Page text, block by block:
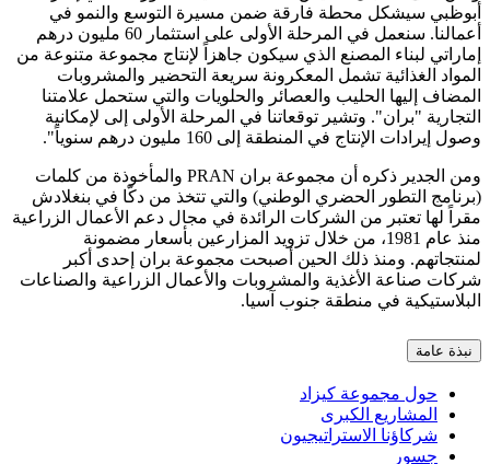
سيشكل محطة فارقة ضمن مسيرة التوسع والنمو في
أعمالنا. سنعمل في المرحلة الأولى على استثمار 60 مليون درهم
لبناء المصنع الذي سيكون جاهزاً لإنتاج مجموعة متنوعة من
الغذائية تشمل المعكرونة سريعة التحضير والمشروبات
إليها الحليب والعصائر والحلويات والتي ستحمل علامتنا
"بران". وتشير توقعاتنا في المرحلة الأولى إلى لإمكانية
إيرادات الإنتاج في المنطقة إلى 160 مليون درهم سنوياً".
ومن الجدير ذكره أن مجموعة بران PRAN والمأخوذة من كلمات
التطور الحضري الوطني) والتي تتخذ من دكّا في بنغلادش
لها تعتبر من الشركات الرائدة في مجال دعم الأعمال الزراعية
منذ عام 1981، من خلال تزويد المزارعين بأسعار مضمونة
ومنذ ذلك الحين أصبحت مجموعة بران إحدى أكبر
صناعة الأغذية والمشروبات والأعمال الزراعية والصناعات
في منطقة جنوب آسيا.
نبذة عامة
حول مجموعة كيزاد
المشاريع الكبرى
شركاؤنا الاستراتيجيون
جسور